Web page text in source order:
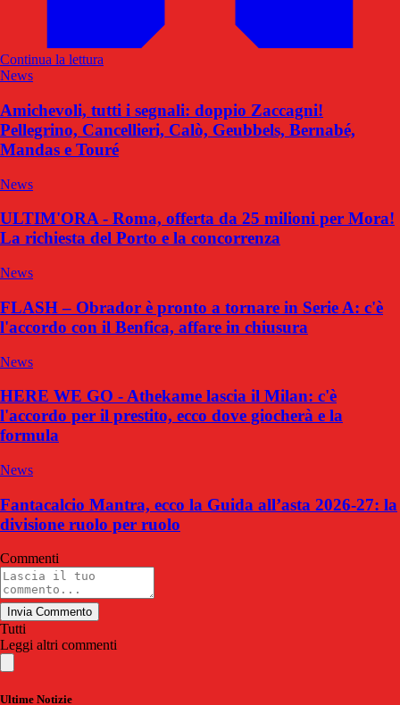
Continua la lettura
News
Amichevoli, tutti i segnali: doppio Zaccagni!
Pellegrino, Cancellieri, Calò, Geubbels, Bernabé,
Mandas e Touré
News
ULTIM'ORA - Roma, offerta da 25 milioni per Mora!
La richiesta del Porto e la concorrenza
News
FLASH – Obrador è pronto a tornare in Serie A: c'è
l'accordo con il Benfica, affare in chiusura
News
HERE WE GO - Athekame lascia il Milan: c'è
l'accordo per il prestito, ecco dove giocherà e la
formula
News
Fantacalcio Mantra, ecco la Guida all’asta 2026-27: la
divisione ruolo per ruolo
Commenti
Invia Commento
Tutti
Leggi altri commenti
Ultime Notizie